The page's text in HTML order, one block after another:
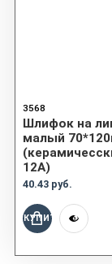
3568
Шлифок на
малый
12A)
40.43 руб.
КУПИТЬ